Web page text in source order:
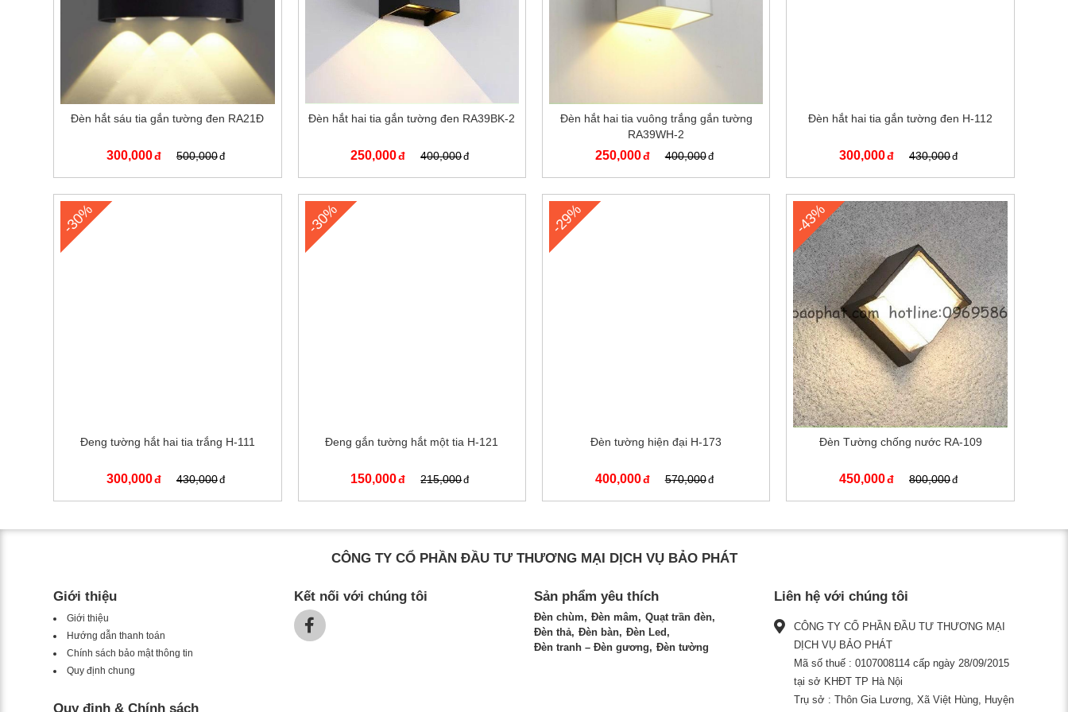
Đèn hắt sáu tia gắn tường đen RA21Đ
300,000 500,000
Đèn hắt hai tia gắn tường đen RA39BK-2
250,000 400,000
Đèn hắt hai tia vuông trắng gắn tường
RA39WH-2
250,000 400,000
Đèn hắt hai tia gắn tường đen H-112
300,000 430,000
-30%
Đeng tường hắt hai tia trắng H-111
300,000 430,000
-30%
Đeng gắn tường hắt một tia H-121
150,000 215,000
-29%
Đèn tường hiện đại H-173
400,000 570,000
-43%
Đèn Tường chống nước RA-109
450,000 800,000
CÔNG TY CỔ PHẦN ĐẦU TƯ THƯƠNG MẠI DỊCH VỤ BẢO PHÁT
Giới thiệu
Giới thiệu
Hướng dẫn thanh toán
Chính sách bảo mật thông tin
Quy định chung
Quy định & Chính sách
Kết nối với chúng tôi Sản phẩm yêu thích
Đèn chùm Đèn mâm
Quạt trần đèn
Đèn thả
Đèn bàn
Đèn Led
Đèn tranh – Đèn gương
Đèn tường
Liên hệ với chúng tôi
CÔNG TY CỔ PHẦN ĐẦU TƯ THƯƠNG MẠI
DỊCH VỤ BẢO PHÁT
Mã số thuế : 0107008114 cấp ngày 28/09/2015
tại sở KHĐT TP Hà Nội
Trụ sở : Thôn Gia Lương, Xã Việt Hùng, Huyện